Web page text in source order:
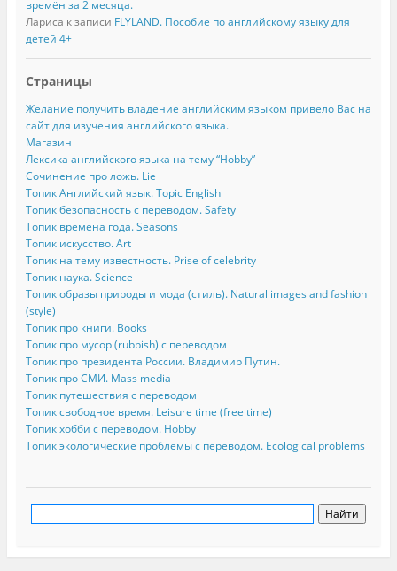
времён за 2 месяца.
Лариса к записи FLYLAND. Пособие по английскому языку для
детей 4+
Страницы
Желание получить владение английским языком привело Вас на
сайт для изучения английского языка.
Магазин
Лексика английского языка на тему “Hobby”
Сочинение про ложь. Lie
Топик Английский язык. Topic English
Топик безопасность с переводом. Safety
Топик времена года. Seasons
Топик искусство. Art
Топик на тему известность. Prise of celebrity
Топик наука. Science
Топик образы природы и мода (стиль). Natural images and fashion
(style)
Топик про книги. Books
Топик про мусор (rubbish) с переводом
Топик про президента России. Владимир Путин.
Топик про СМИ. Mass media
Топик путешествия с переводом
Топик свободное время. Leisure time (free time)
Топик хобби с переводом. Hobby
Топик экологические проблемы с переводом. Ecological problems